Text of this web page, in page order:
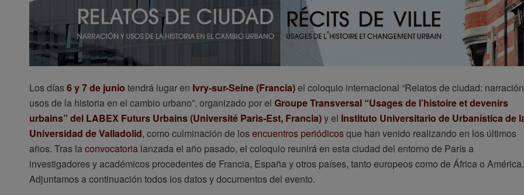
Los días6 y 7 de junio tendrá lugar en Ivry-sur-Seine (Francia)el coloquio internacional “Relatos de ciudad:
usos de la historia en el cambio urbano”, organizado por el Groupe Transversal “Usages de l’histoire et devenirs
urbains” del LABEX Futurs Urbains (Université Paris-Est, Francia)y el Instituto Universitario de Urbanística de
Universidad de Valladolid, como culminación de losencuentros periódicosque han venido realizando en los últimos
años. Tras laconvocatoria lanzada el año pasado, el coloquio reunirá en esta ciudad del entorno de París a
investigadores y académicos procedentes de Francia, España y otros países, tanto europeos como de África o América.
Adjuntamos a continuación todos los datos y documentos del evento.